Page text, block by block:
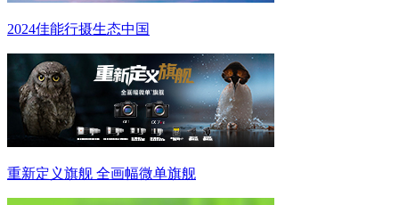
2024佳能行摄生态中国
重新定义旗舰 全画幅微单旗舰